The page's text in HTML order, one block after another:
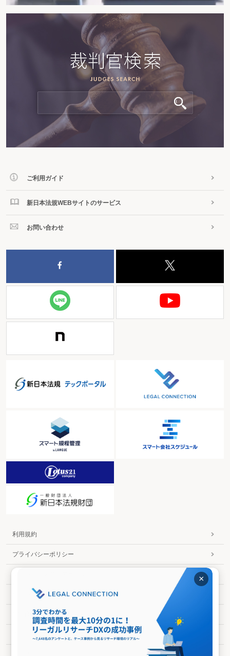
ご利用ガイド
新日本法規WEBサイトのサービス
お問い合わせ
利用規約
プライバシーポリシー
ソーシャルメディア利用規約
特定商取引法に基づく表示
カスタマーハラスメントに対する基本方針
×